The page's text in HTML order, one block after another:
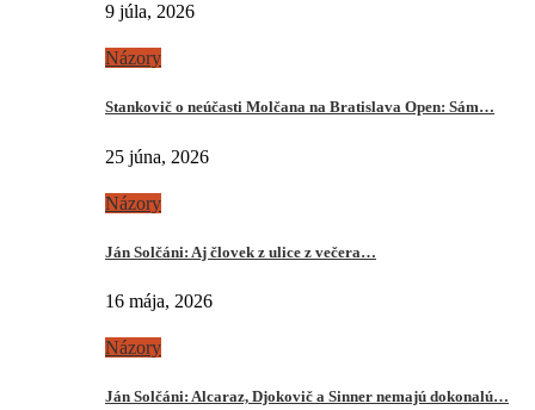
9 júla, 2026
Názory
Stankovič o neúčasti Molčana na Bratislava Open: Sám…
25 júna, 2026
Názory
Ján Solčáni: Aj človek z ulice z večera…
16 mája, 2026
Názory
Ján Solčáni: Alcaraz, Djokovič a Sinner nemajú dokonalú…